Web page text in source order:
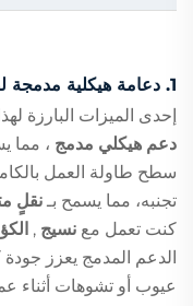
1. دعامة هيكلية مدمجة
إحدى الميزات البارزة لهذا
دعم هيكلي مدمج ، مما
سطح طاولة العمل
تجنبه، مما يسمح بـنقلٍ
كنت تعمل مع نسيج ,
الدعم المدمج يعزز
عيوب أو تشوهات أثناء